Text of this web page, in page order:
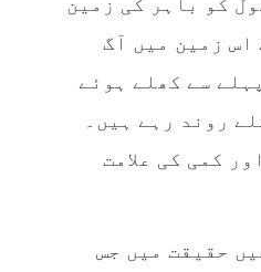
کو باہر کی زمین
اس زمین میں آگ
سے کھلے ہوئے
روند رہے ہیں۔
کمی کی علامت
حقیقت میں جس